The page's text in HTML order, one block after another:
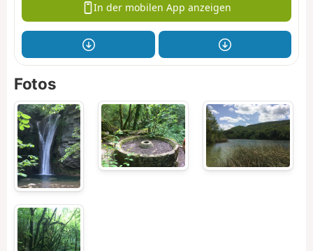
In der mobilen App anzeigen
Fotos